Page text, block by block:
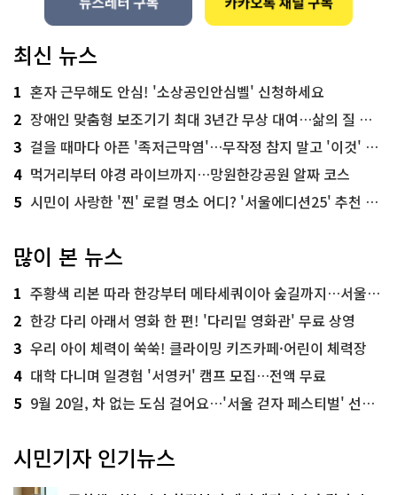
최신 뉴스
1 혼자 근무해도 안심! '소상공인안심벨' 신청하세요
2 장애인 맞춤형 보조기기 최대 3년간 무상 대여…삶의 질 높인다
3 걸을 때마다 아픈 '족저근막염'…무작정 참지 말고 '이것' 해보세요!
4 먹거리부터 야경 라이브까지…망원한강공원 알짜 코스
5 시민이 사랑한 '찐' 로컬 명소 어디? '서울에디션25' 추천 코스
많이 본 뉴스
1 주황색 리본 따라 한강부터 메타세쿼이아 숲길까지…서울둘레길 15코스
2 한강 다리 아래서 영화 한 편! '다리밑 영화관' 무료 상영
3 우리 아이 체력이 쑥쑥! 클라이밍 키즈카페·어린이 체력장
4 대학 다니며 일경험 '서영커' 캠프 모집…전액 무료
5 9월 20일, 차 없는 도심 걸어요…'서울 걷자 페스티벌' 선착순 5천명
시민기자 인기뉴스